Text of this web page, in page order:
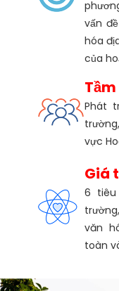
vấn
hóa
của
Phát
vực
Giá
6 tiêu
văn
toàn